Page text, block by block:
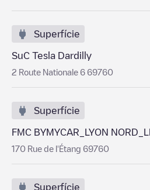
Superfície
SuC Tesla Dardilly
2 Route Nationale 6 69760
Superfície
FMC BYMYCAR_LYON
170 Rue de l'Étang 69760
Superfície